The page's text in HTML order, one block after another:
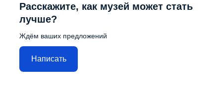
Расскажите, как музей может стать
лучше?
Ждём ваших предложений
Написать